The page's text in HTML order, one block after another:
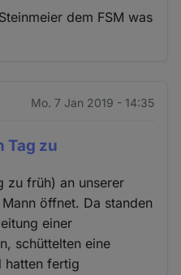
dem FSM was
Mo. 7 Jan 2019 - 14:35
Tag zu
zu früh) an unserer
öffnet. Da standen
einer
schüttelten eine
hatten fertig